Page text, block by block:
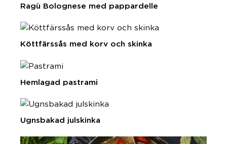
Ragù Bolognese med pappardelle
Köttfärssås med korv och skinka
Hemlagad pastrami
Ugnsbakad julskinka